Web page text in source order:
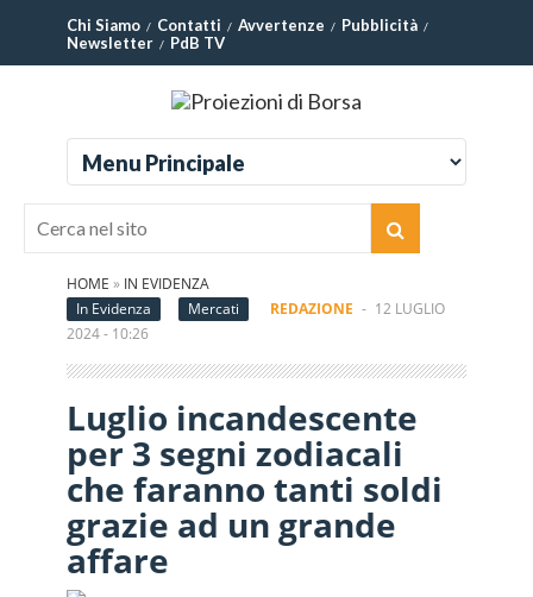
Chi Siamo Contatti Avvertenze
Pubblicità
Newsletter
PdB TV
HOME » IN EVIDENZA
In Evidenza
Mercati REDAZIONE - 12 LUGLIO
2024 - 10:26
Luglio incandescente
per 3 segni zodiacali
che faranno tanti soldi
grazie ad un grande
affare